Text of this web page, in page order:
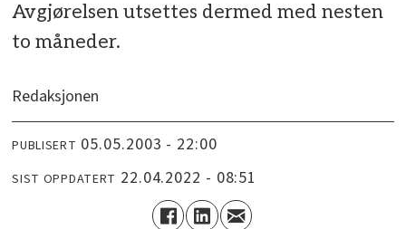
Avgjørelsen utsettes dermed med nesten
to måneder.
Redaksjonen
PUBLISERT 05.05.2003 - 22:00
SIST OPPDATERT 22.04.2022 - 08:51